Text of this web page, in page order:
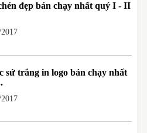
đẹp bán chạy nhất quý I - II
sứ trắng in logo bán chạy nhất